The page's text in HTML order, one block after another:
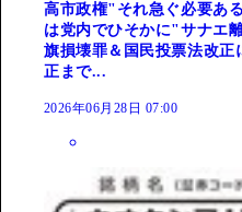
高市政権"それ急ぐ必要あ
は党内でひそかに"サナエ
旗損壊罪＆国民投票法改正
正まで...
2026年06月28日 07:00